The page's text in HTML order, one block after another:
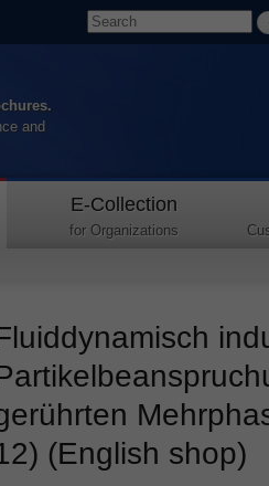
and
E-Collection
for Organizations
(English shop)